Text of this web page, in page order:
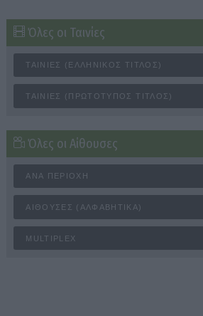
Όλες οι Ταινίες
ΤΑΙΝΊΕΣ (ΕΛΛΗΝΙΚΌΣ ΤΊΤΛΟΣ)
ΤΑΙΝΊΕΣ (ΠΡΩΤΌΤΥΠΟΣ ΤΊΤΛΟΣ)
Όλες οι Αίθουσες
ΑΝΆ ΠΕΡΙΟΧΉ
ΑΊΘΟΥΣΕΣ (ΑΛΦΑΒΗΤΙΚΆ)
MULTIPLEX